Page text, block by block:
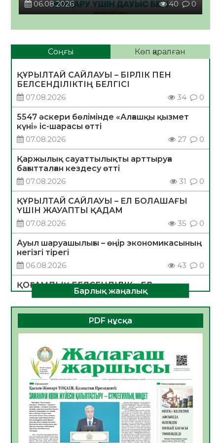
06.08.2026 40 0
Соңғы Көп қаралған
ҚҰРЫЛТАЙ САЙЛАУЫ – БІРЛІК ПЕН
БЕЛСЕНДІЛІКТІҢ БЕЛГІСІ
07.08.2026
34 0
5547 әскери бөлімінде «Алғашқы қызмет
күні» іс-шарасы өтті
07.08.2026
27 0
Қаржылық сауаттылықты арттыруға
бағытталған кездесу өтті
07.08.2026
31 0
ҚҰРЫЛТАЙ САЙЛАУЫ – ЕЛ БОЛАШАҒЫ
ҮШІН ЖАУАПТЫ ҚАДАМ
07.08.2026
35 0
Ауыл шаруашылығы – өңір экономикасының
негізгі тірегі
06.08.2026
43 0
ҚОҒАМДЫҚ БЕЛСЕНДІЛІК – ЕЛ
ДАМУЫНЫҢ НЕГІЗІ
06.08.2026
40 0
ҚҰРЫЛТАЙ САЙЛАУЫ – БОЛАШАҚҚА
БАСТАР ЖАУАПТЫ ТАҢДАУ
06.08.2026
Инфекциялық ауруларға қарсы иммундау
жұмыстарының тиімділігі
06.08.2026
45
Көкжөтел ауруы туралы
06.08.2026
41
Барлық жаңалық
PDF нұсқа